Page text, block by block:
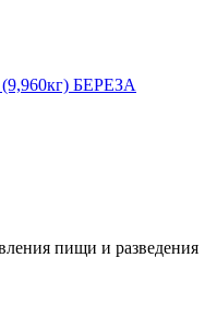
БЕРЕЗА
пищи и разведения